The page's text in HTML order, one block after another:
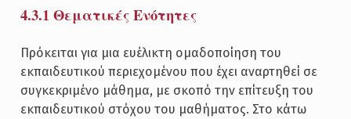
4.3.1 Θεματικές Ενότητες
Πρόκειται για μια ευέλικτη ομαδοποίηση του
εκπαιδευτικού περιεχομένου που έχει αναρτηθεί σε
συγκεκριμένο μάθημα, με σκοπό την επίτευξη του
εκπαιδευτικού στόχου του μαθήματος. Στο κάτω